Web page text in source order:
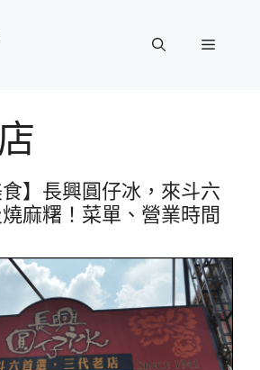
選
食】長興圓仔冰，來斗六
麻糬！菜單、營業時間